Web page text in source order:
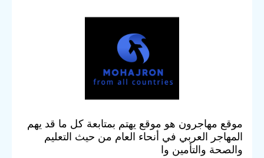
موقع مهاجرون هو موقع يهتم بمتابعة كل ما قد يهم
المهاجر العربي في أنحاء العام من حيث التعليم
والصحة والتأمين وا